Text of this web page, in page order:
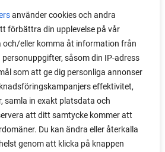
använder cookies och andra
förbättra din upplevelse på vår
och/eller komma åt information från
såsom din IP-adress
som att ge dig personliga annonser
effektivitet,
samla in exakt platsdata och
att ditt samtycke kommer att
Du kan ändra eller återkalla
genom att klicka på knappen